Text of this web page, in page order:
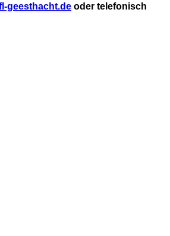
geesthacht.de oder telefonisch